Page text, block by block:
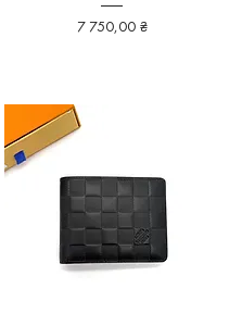
Ціна
7 750,00 ₴